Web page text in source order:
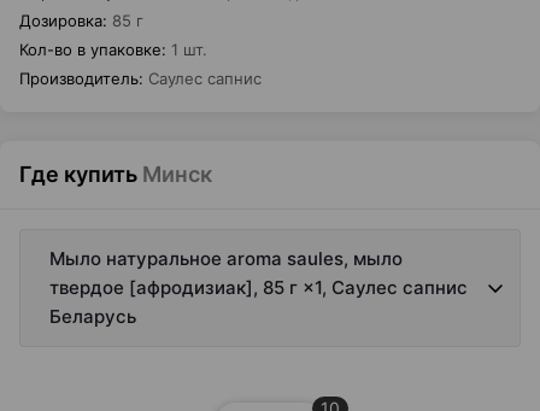
Дозировка: 85 г
Кол-во в упаковке: 1 шт.
Производитель: Саулес сапнис
Где купить Минск
Мыло натуральное aroma saules, мыло
твердое [афродизиак], 85 г ×1, Саулес сапнис
Беларусь